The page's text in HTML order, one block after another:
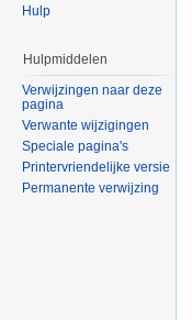
Hulp
Hulpmiddelen
Verwijzingen naar deze
pagina
Verwante wijzigingen
Speciale pagina's
Printervriendelijke versie
Permanente verwijzing